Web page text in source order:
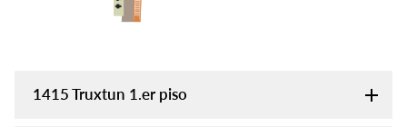
1415 Truxtun 1.er piso